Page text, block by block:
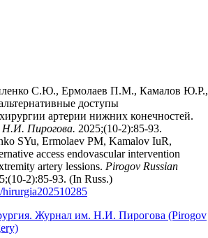
С.Ю., Ермолаев П.М., Камалов Ю.Р.,
доступы
артерии нижних конечностей.
Н.И. Пирогова. 2025;(10‑2):85‑93.
SYu, Ermolaev PM, Kamalov IuR,
access endovascular intervention
artery lessions. Pirogov Russian
(In Russ.)